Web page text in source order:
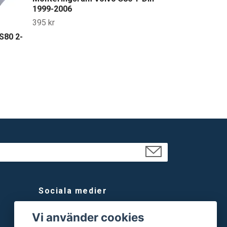
2-
1999-2006
395 kr
Sociala medier
Facebook
Vi använder cookies